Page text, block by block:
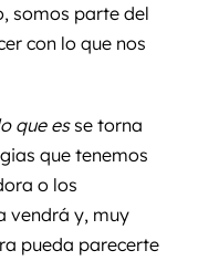
somos parte del
con lo que nos
que esse torna
que tenemos
o los
vendrá y, muy
pueda parecerte